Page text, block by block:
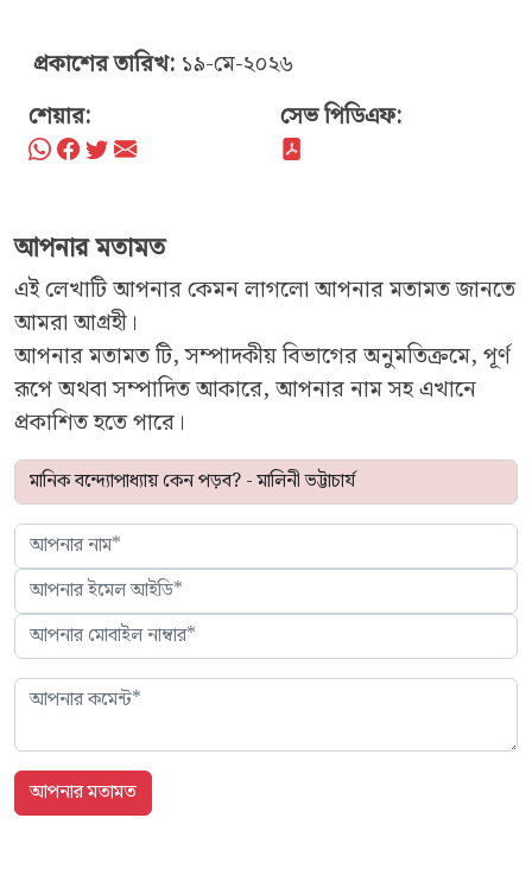
প্রকাশের তারিখ: ১৯-মে-২০২৬
শেয়ার:
সেভ পিডিএফ:
আপনার মতামত
এই লেখাটি আপনার কেমন লাগলো আপনার মতামত জানতে
আমরা আগ্রহী।
আপনার মতামত টি, সম্পাদকীয় বিভাগের অনুমতিক্রমে, পূর্ণ
রূপে অথবা সম্পাদিত আকারে, আপনার নাম সহ এখানে
প্রকাশিত হতে পারে।